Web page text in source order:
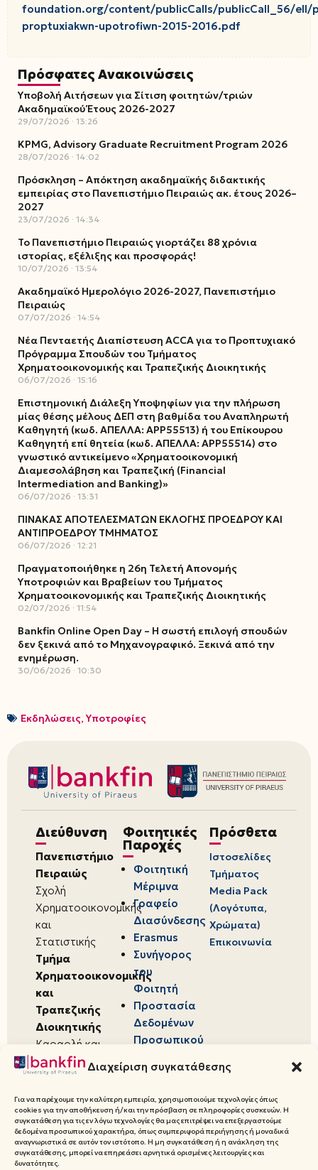
Διαχείριση συγκατάθεσης
Για να παρέχουμε την καλύτερη εμπειρία, χρησιμοποιούμε τεχνολογίες όπως
cookies για την αποθήκευση ή/και την πρόσβαση σε πληροφορίες συσκευών. Η
συγκατάθεση για τις εν λόγω τεχνολογίες θα μας επιτρέψει να επεξεργαστούμε
δεδομένα προσωπικού χαρακτήρα, όπως συμπεριφορά περιήγησης ή μοναδικά
αναγνωριστικά σε αυτόν τον ιστότοπο. Η μη συγκατάθεση ή η ανάκληση της
συγκατάθεσης, μπορεί να επηρεάσει αρνητικά ορισμένες λειτουργίες και
δυνατότητες.
foundation.org/content/publicCalls/publicCall_56/ell/
proptuxiakwn-upotrofiwn-2015-2016.pdf
Πρόσφατες Ανακοινώσεις
Υποβολή Αιτήσεων για Σίτιση φοιτητών/τριών
Ακαδημαϊκού Έτους 2026-2027
29/07/2026 13:26
KPMG, Advisory Graduate Recruitment Program 2026
28/07/2026 14:02
Πρόσκληση – Απόκτηση ακαδημαϊκής διδακτικής
εμπειρίας στο Πανεπιστήμιο Πειραιώς ακ. έτους 2026–
2027
23/07/2026 14:34
Το Πανεπιστήμιο Πειραιώς γιορτάζει 88 χρόνια
ιστορίας, εξέλιξης και προσφοράς!
10/07/2026 13:54
Ακαδημαϊκό Ημερολόγιο 2026-2027, Πανεπιστήμιο
Πειραιώς
07/07/2026 14:54
Νέα Πενταετής Διαπίστευση ACCA για το Προπτυχιακό
Πρόγραμμα Σπουδών του Τμήματος
Χρηματοοικονομικής και Τραπεζικής Διοικητικής
06/07/2026 15:16
Επιστημονική Διάλεξη Υποψηφίων για την πλήρωση
μίας θέσης μέλους ΔΕΠ στη βαθμίδα του Αναπληρωτή
Καθηγητή (κωδ. ΑΠΕΛΛΑ: ΑΡΡ55513) ή του Επίκουρου
Καθηγητή επί θητεία (κωδ. ΑΠΕΛΛΑ: ΑΡΡ55514) στο
γνωστικό αντικείμενο «Χρηματοοικονομική
Διαμεσολάβηση και Τραπεζική (Financial
Intermediation and Banking)»
06/07/2026 13:31
ΠΙΝΑΚΑΣ ΑΠΟΤΕΛΕΣΜΑΤΩΝ ΕΚΛΟΓΗΣ ΠΡΟΕΔΡΟΥ ΚΑΙ
ΑΝΤΙΠΡΟΕΔΡΟΥ ΤΜΗΜΑΤΟΣ
06/07/2026 12:21
Πραγματοποιήθηκε η 26η Τελετή Απονομής
Υποτροφιών και Βραβείων του Τμήματος
Χρηματοοικονομικής και Τραπεζικής Διοικητικής
02/07/2026 11:54
Bankfin Online Open Day – Η σωστή επιλογή σπουδών
δεν ξεκινά από το Μηχανογραφικό. Ξεκινά από την
ενημέρωση.
30/06/2026 10:30
Εκδηλώσεις,Υποτροφίες
Διεύθυνση
Πανεπιστήμιο
Πειραιώς
Σχολή
Χρηματοοικονομικής
και
Στατιστικής
Τμήμα
Χρηματοοικονομικής
και
Τραπεζικής
Διοικητικής
Καραολή και
Δημητρίου 80,
18534,
Πειραιάς
Φοιτητικές
Παροχές
Φοιτητική
Μέριμνα
Γραφείο
Διασύνδεσης
Erasmus
Συνήγορος
του
Φοιτητή
Προστασία
Δεδομένων
Προσωπικού
Πρόσθετα
Ιστοσελίδες
Τμήματος
Media Pack
(Λογότυπα,
Χρώματα)
Επικοινωνία
© 2026 Πανεπιστήμιο Πειραιώς,